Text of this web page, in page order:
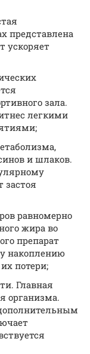
представлена
ускоряет
зала.
легкими
и шлаков.
застоя
равномерно
жира во
препарат
накоплению
потери;
Главная
организма.